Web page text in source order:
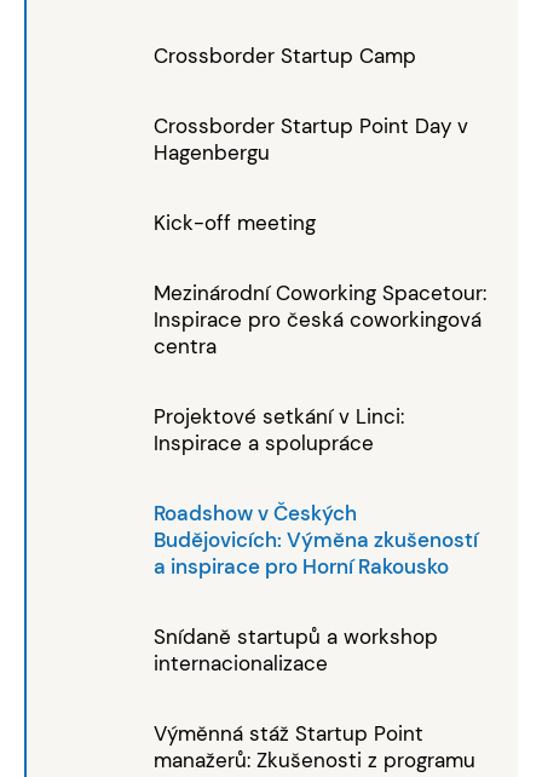
Crossborder Startup Camp
Crossborder Startup Point Day v
Hagenbergu
Kick-off meeting
Mezinárodní Coworking Spacetour:
Inspirace pro česká coworkingová
centra
Projektové setkání v Linci:
Inspirace a spolupráce
Roadshow v Českých
Budějovicích: Výměna zkušeností
a inspirace pro Horní Rakousko
Snídaně startupů a workshop
internacionalizace
Výměnná stáž Startup Point
manažerů: Zkušenosti z programu